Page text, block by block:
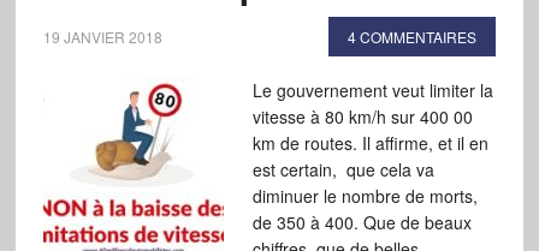
19 JANVIER 2018 4 COMMENTAIRES
Le gouvernement veut limiter la
vitesse à 80 km/h sur 400 00
km de routes. Il affirme, et il en
est certain, que cela va
diminuer le nombre de morts,
de 350 à 400. Que de beaux